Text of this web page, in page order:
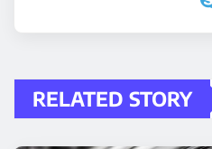
RELATED STORY